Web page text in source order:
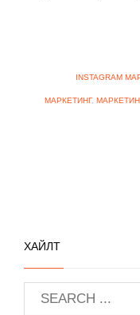
INSTAGRAM
МАРКЕТИНГ,
ХАЙЛТ